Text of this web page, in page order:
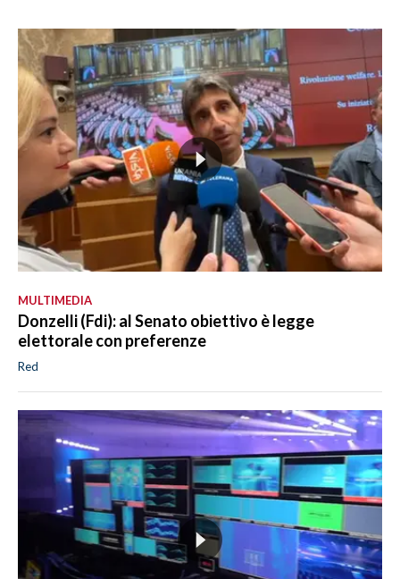
MULTIMEDIA
Donzelli (Fdi): al Senato obiettivo è legge
elettorale con preferenze
Red